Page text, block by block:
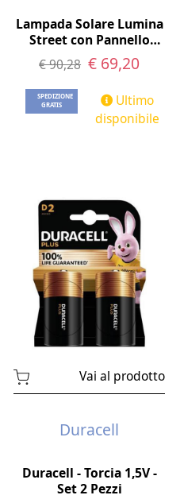
Lampada Solare Lumina
Street con Pannello
Integrato
€ 90,28 € 69,20
SPEDIZIONE
GRATIS
Ultimo
disponibile
Vai al prodotto
Duracell
Duracell - Torcia 1,5V -
Set 2 Pezzi